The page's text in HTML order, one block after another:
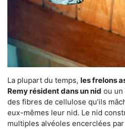
La plupart du temps, les frelons
Remy résident dans un nid ou un
des fibres de cellulose qu’ils
eux-mêmes leur nid. Le nid
multiples alvéoles encerclées par